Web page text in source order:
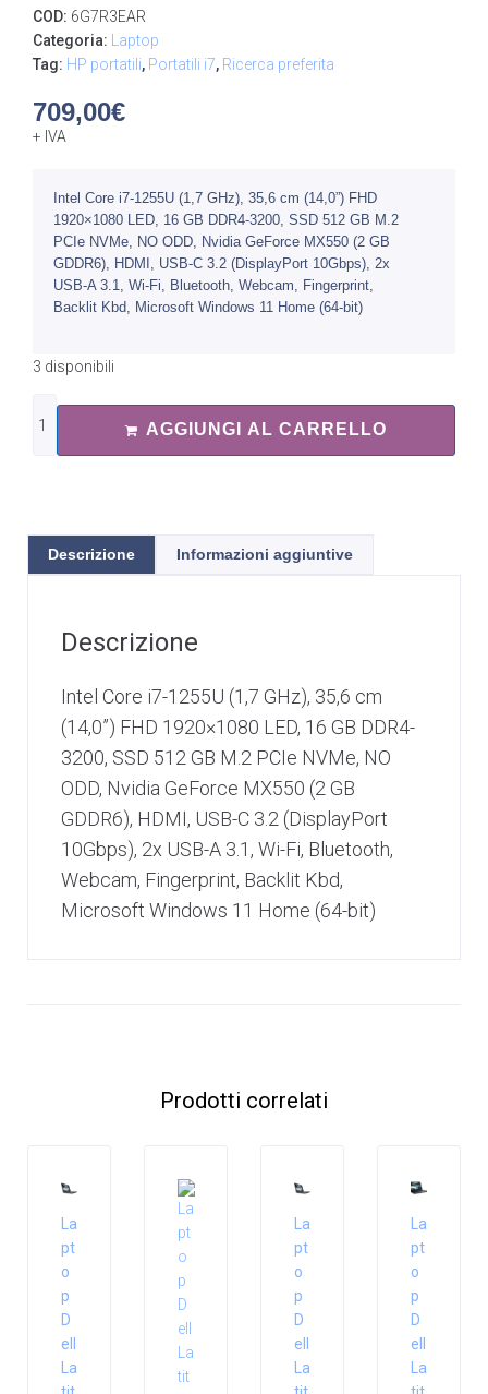
COD: 6G7R3EAR
Categoria:
Laptop
Tag: HP portatili, Portatili i7, Ricerca preferita
709,00€
+ IVA
Intel Core i7-1255U (1,7 GHz), 35,6 cm (14,0”) FHD
1920×1080 LED, 16 GB DDR4-3200, SSD 512 GB M.2
PCIe NVMe, NO ODD, Nvidia GeForce MX550 (2 GB
GDDR6), HDMI, USB-C 3.2 (DisplayPort 10Gbps), 2x
USB-A 3.1, Wi-Fi, Bluetooth, Webcam, Fingerprint,
Backlit Kbd, Microsoft Windows 11 Home (64-bit)
3 disponibili
AGGIUNGI AL CARRELLO
Descrizione Informazioni aggiuntive
Descrizione
Intel Core i7-1255U (1,7 GHz), 35,6 cm
(14,0”) FHD 1920×1080 LED, 16 GB DDR4-
3200, SSD 512 GB M.2 PCIe NVMe, NO
ODD, Nvidia GeForce MX550 (2 GB
GDDR6), HDMI, USB-C 3.2 (DisplayPort
10Gbps), 2x USB-A 3.1, Wi-Fi, Bluetooth,
Webcam, Fingerprint, Backlit Kbd,
Microsoft Windows 11 Home (64-bit)
Prodotti correlati
La
pt
o
p
D
ell
La
La
pt
o
p
D
ell
La
La
pt
o
p
D
ell
La